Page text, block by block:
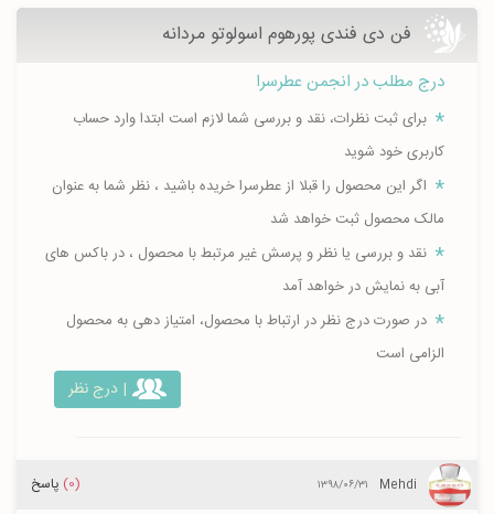
فن دی فندی پورهوم اسولوتو مردانه
درج مطلب در انجمن عطرسرا
برای ثبت نظرات، نقد و بررسی شما لازم است ابتدا وارد حساب
کاربری خود شوید
اگر این محصول را قبلا از عطرسرا خریده باشید ، نظر شما به عنوان
مالک محصول ثبت خواهد شد
نقد و بررسی یا نظر و پرسش غیر مرتبط با محصول ، در باکس های
آبی به نمایش در خواهد آمد
در صورت درج نظر در ارتباط با محصول، امتیاز دهی به محصول
الزامی است
| درج نظر
Mehdi ۱۳۹۸/۰۶/۳۱ (0) پاسخ